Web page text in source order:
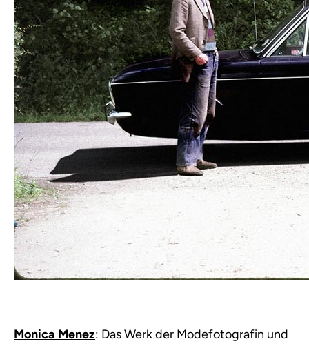
Monica Menez: Das Werk der Modefotografin und